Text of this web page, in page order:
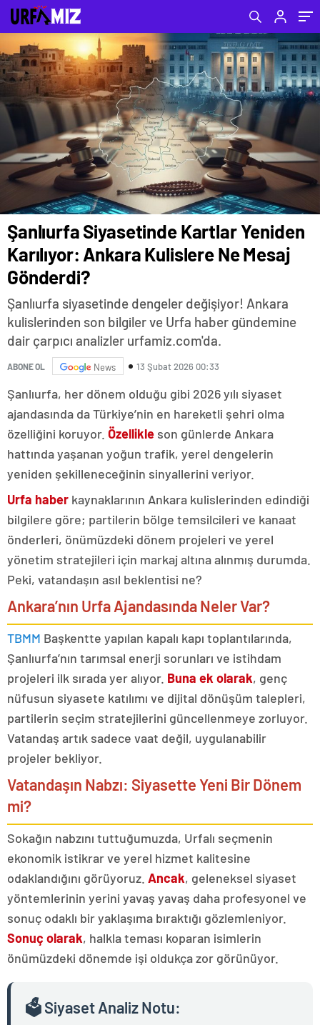
Gönderdi?
Şanlıurfa Siyasetinde Kartlar Yeniden
Karılıyor: Ankara Kulislere Ne Mesaj
Gönderdi?
Şanlıurfa siyasetinde dengeler değişiyor! Ankara
kulislerinden son bilgiler ve Urfa haber gündemine
dair çarpıcı analizler urfamiz.com'da.
ABONE OL News 13 Şubat 2026 00:33
Şanlıurfa, her dönem olduğu gibi 2026 yılı siyaset
ajandasında da Türkiye’nin en hareketli şehri olma
özelliğini koruyor. Özellikle son günlerde Ankara
hattında yaşanan yoğun trafik, yerel dengelerin
yeniden şekilleneceğinin sinyallerini veriyor.
Urfa haber kaynaklarının Ankara kulislerinden edindiği
bilgilere göre; partilerin bölge temsilcileri ve kanaat
önderleri, önümüzdeki dönem projeleri ve yerel
yönetim stratejileri için markaj altına alınmış durumda.
Peki, vatandaşın asıl beklentisi ne?
Ankara’nın Urfa Ajandasında Neler Var?
TBMM Başkentte yapılan kapalı kapı toplantılarında,
Şanlıurfa’nın tarımsal enerji sorunları ve istihdam
projeleri ilk sırada yer alıyor. Buna ek olarak, genç
nüfusun siyasete katılımı ve dijital dönüşüm talepleri,
partilerin seçim stratejilerini güncellenmeye zorluyor.
Vatandaş artık sadece vaat değil, uygulanabilir
projeler bekliyor.
Vatandaşın Nabzı: Siyasette Yeni Bir Dönem
mi?
Sokağın nabzını tuttuğumuzda, Urfalı seçmenin
ekonomik istikrar ve yerel hizmet kalitesine
odaklandığını görüyoruz. Ancak, geleneksel siyaset
yöntemlerinin yerini yavaş yavaş daha profesyonel ve
sonuç odaklı bir yaklaşıma bıraktığı gözlemleniyor.
Sonuç olarak, halkla teması koparan isimlerin
önümüzdeki dönemde işi oldukça zor görünüyor.
🗳️ Siyaset Analiz Notu: